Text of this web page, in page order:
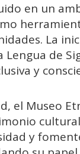
en un
La
de
y
el Museo
y